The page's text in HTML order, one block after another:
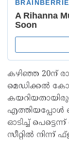
കഴിഞ്ഞ 20ന്
മെഡിക്കൽ
എത്തിയപ്പോൾ
ഓടിച്ച്
സീറ്റിൽ നിന്ന്